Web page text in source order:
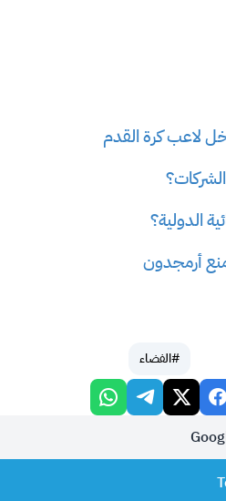
الدولية؟
أرمجدون
#الفضاء